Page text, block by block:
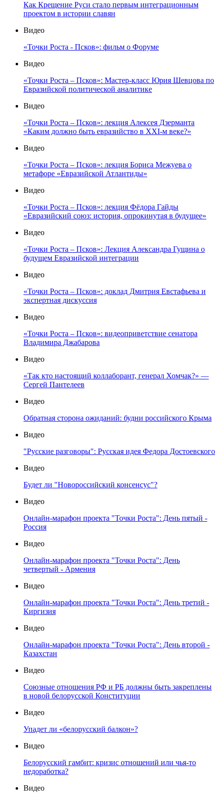
Как Крещение Руси стало первым интеграционным
проектом в истории славян
Видео
«Точки Роста - Псков»: фильм о Форуме
Видео
«Точки Роста – Псков»: Мастер-класс Юрия Шевцова по
Евразийской политической аналитике
Видео
«Точки Роста – Псков»: лекция Алексея Дзерманта
«Каким должно быть евразийство в XXI-м веке?»
Видео
«Точки Роста – Псков»: лекция Бориса Межуева о
метафоре «Евразийской Атлантиды»
Видео
«Точки Роста – Псков»: лекция Фёдора Гайды
«Евразийский союз: история, опрокинутая в будущее»
Видео
«Точки Роста – Псков»: Лекция Александра Гущина о
будущем Евразийской интеграции
Видео
«Точки Роста – Псков»: доклад Дмитрия Евстафьева и
экспертная дискуссия
Видео
«Точки Роста – Псков»: видеоприветствие сенатора
Владимира Джабарова
Видео
«Так кто настоящий коллаборант, генерал Хомчак?» —
Сергей Пантелеев
Видео
Обратная сторона ожиданий: будни российского Крыма
Видео
"Русские разговоры": Русская идея Федора Достоевского
Видео
Будет ли "Новороссийский консенсус"?
Видео
Онлайн-марафон проекта "Точки Роста": День пятый -
Россия
Видео
Онлайн-марафон проекта "Точки Роста": День
четвертый - Армения
Видео
Онлайн-марафон проекта "Точки Роста": День третий -
Киргизия
Видео
Онлайн-марафон проекта "Точки Роста": День второй -
Казахстан
Видео
Союзные отношения РФ и РБ должны быть закреплены
в новой белорусской Конституции
Видео
Упадет ли «белорусский балкон»?
Видео
Белорусский гамбит: кризис отношений или чья-то
недоработка?
Видео